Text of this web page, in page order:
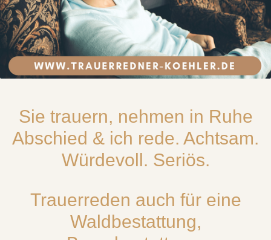
Sie trauern, nehmen in Ruhe
Abschied & ich rede. Achtsam.
Würdevoll. Seriös.
Trauerreden auch für eine
Waldbestattung,